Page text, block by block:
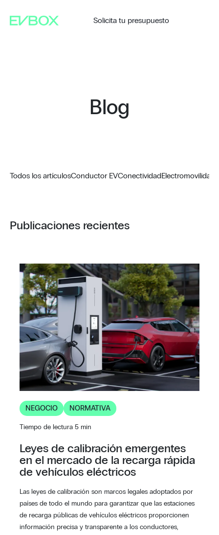
contenido
Solicita tu presupuesto
Blog
Todos los artículosConductor EVConectividad Electromovilidad
Publicaciones recientes
NEGOCIO NORMATIVA
Tiempo de lectura 5 min
Leyes de calibración emergentes
en el mercado de la recarga rápida
de vehículos eléctricos
Las leyes de calibración son marcos legales adoptados por
países de todo el mundo para garantizar que las estaciones
de recarga públicas de vehículos eléctricos proporcionen
información precisa y transparente a los conductores,